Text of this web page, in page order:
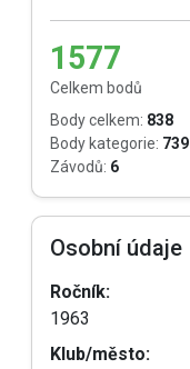
1577
Celkem bodů
Body celkem: 838
Body kategorie: 739
Závodů: 6
Osobní údaje
Ročník:
1963
Klub/město: